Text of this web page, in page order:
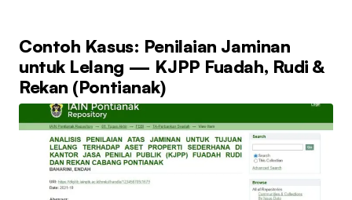
Contoh Kasus: Penilaian Jaminan
untuk Lelang — KJPP Fuadah, Rudi &
Rekan (Pontianak)